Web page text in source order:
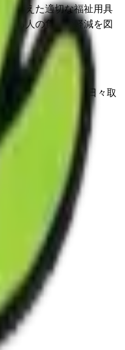
踏まえた適切な福祉用具
する人の負担の軽減を図
のサービス向上に日々取